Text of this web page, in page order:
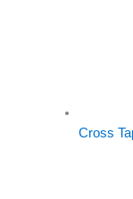
Cross